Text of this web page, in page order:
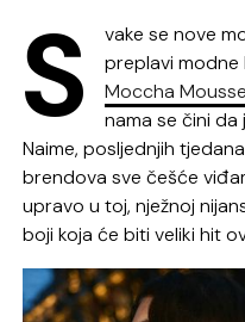
S
vake se nove
preplavi modne
Moccha
nama se čini
Naime, posljednjih
brendova sve češće
upravo u toj, nježnoj
boji koja će biti veliki hit